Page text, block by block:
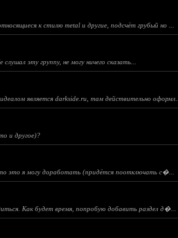
к стилю metal и другие, подсчёт грубый но ...
эту группу, не могу ничего сказать...
является darkside.ru, там действительно оформл...
и другое)?
это я могу доработать (придётся поотключать с�...
Как будет время, попробую добавить раздел д�...